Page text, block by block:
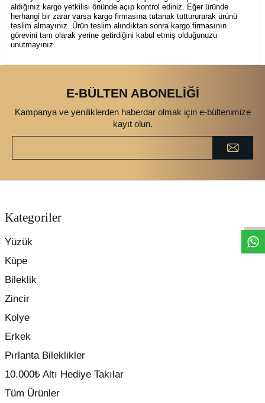
aldığınız kargo yetkilisi önünde açıp kontrol ediniz. Eğer üründe
herhangi bir zarar varsa kargo firmasına tutanak tuttururarak ürünü
teslim almayınız. Ürün teslim alındıktan sonra kargo firmasının
görevini tam olarak yerine getirdiğini kabul etmiş olduğunuzu
unutmayınız.
E-BÜLTEN ABONELİĞİ
Kampanya ve yeniliklerden haberdar olmak için e-bültenimize
kayıt olun.
Kategoriler
Yüzük
Küpe
Bileklik
Zincir
Kolye
Erkek
Pırlanta Bileklikler
10.000₺ Altı Hediye Takılar
Tüm Ürünler